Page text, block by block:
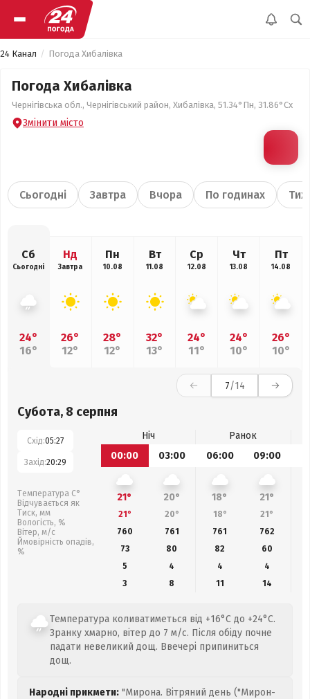
24 Канал Погода Хибалівка
Погода Хибалівка
Чернігівська обл., Чернігівський район, Хибалівка, 51.34°Пн, 31.86°Сх
Змінити місто
Сьогодні Завтра Вчора По годинах
Сб
Сьогодні
24°
16°
Нд
Завтра
26°
12°
Пн
10.08
28°
12°
Вт
11.08
32°
13°
Ср
12.08
24°
11°
Чт
13.08
24°
10°
Пт
14.08
26°
10°
7/14
Субота, 8 серпня
Схід:05:27
Захід:20:29
Температура С°
Відчувається як
Тиск, мм
Вологість, %
Вітер, м/с
Ймовірність опадів,
%
Ніч
Ранок
00:00
03:00 06:00 09:00
21° 20° 18° 21°
21° 20° 18° 21°
760
761 761 762
73
80 82 60
5
4 4
4
3
8 11 14
Температура коливатиметься від +16°C до +24°C.
Зранку хмарно, вітер до 7 м/с. Після обіду почне
падати невеликий дощ. Ввечері припиниться
дощ.
Народні прикмети: "Мирона. Вітряний день ("Мирон-